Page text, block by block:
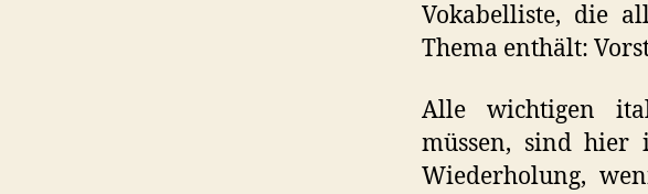
Vokabelliste, die
Thema enthält:
Alle wichtigen
müssen, sind hier
Wiederholung,